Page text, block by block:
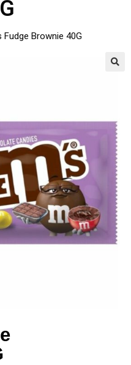
Fudge Brownie 40G